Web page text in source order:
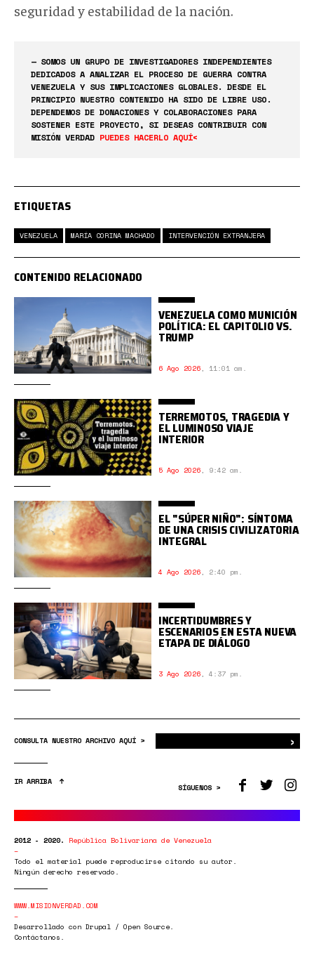
seguridad y estabilidad de la nación.
— SOMOS UN GRUPO DE INVESTIGADORES INDEPENDIENTES
DEDICADOS A ANALIZAR EL PROCESO DE GUERRA CONTRA
VENEZUELA Y SUS IMPLICACIONES GLOBALES. DESDE EL
PRINCIPIO NUESTRO CONTENIDO HA SIDO DE LIBRE USO.
DEPENDEMOS DE DONACIONES Y COLABORACIONES PARA
SOSTENER ESTE PROYECTO, SI DESEAS CONTRIBUIR CON
MISIÓN VERDAD PUEDES HACERLO AQUÍ<
ETIQUETAS
VENEZUELA MARÍA CORINA MACHADO INTERVENCIÓN EXTRANJERA
CONTENIDO RELACIONADO
VENEZUELA COMO MUNICIÓN
POLÍTICA: EL CAPITOLIO VS.
TRUMP
6 Ago 2026, 11:01 am.
TERREMOTOS, TRAGEDIA Y
EL LUMINOSO VIAJE
INTERIOR
5 Ago 2026, 9:42 am.
EL "SÚPER NIÑO": SÍNTOMA
DE UNA CRISIS CIVILIZATORIA
INTEGRAL
4 Ago 2026, 2:40 pm.
INCERTIDUMBRES Y
ESCENARIOS EN ESTA NUEVA
ETAPA DE DIÁLOGO
3 Ago 2026, 4:37 pm.
CONSULTA NUESTRO ARCHIVO AQUÍ > ›
IR ARRIBA
SÍGUENOS >
2012 - 2020. República Bolivariana de Venezuela
Todo el material puede reproducirse citando su autor.
Ningún derecho reservado.
WWW.MISIONVERDAD.COM
Desarrollado con Drupal / Open Source.
Contáctanos.